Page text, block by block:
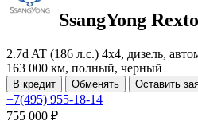
SsangYong
2.7d AT (186 л.с.) 4x4, дизель,
163 000 км, полный, черный
В кредит Обменять Оставить
+7(495) 955-18-14
755 000 ₽